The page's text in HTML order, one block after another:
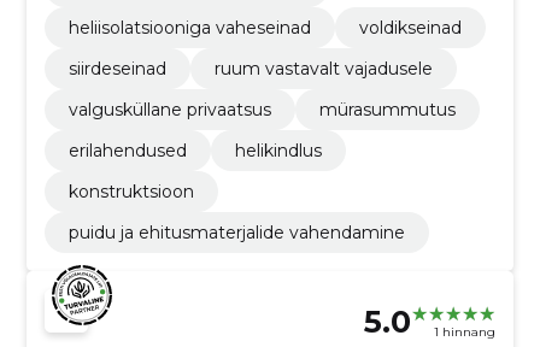
heliisolatsiooniga vaheseinad
voldikseinad
siirdeseinad
ruum vastavalt vajadusele
valgusküllane privaatsus
mürasummutus
erilahendused
helikindlus
konstruktsioon
puidu ja ehitusmaterjalide vahendamine
5.0 1 hinnang